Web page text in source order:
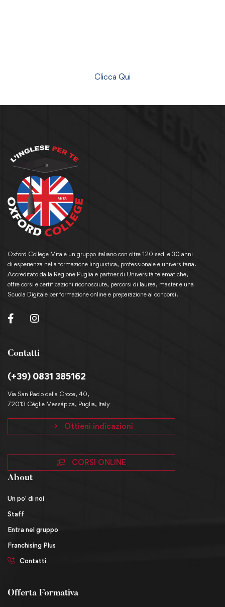
Clicca Qui
Oxford College Mita è un gruppo italiano con oltre 120 sedi e 30 anni
di esperienza nella formazione linguistica, professionale e universitaria.
Accreditato dalla Regione Puglia e partner di Università telematiche,
offre corsi e certificazioni riconosciute, percorsi di laurea, master e una
Scuola Digitale per formazione online e preparazione ai concorsi.
Contatti
(+39) 0831 385162
Via San Paolo della Croce, 40,
72013 Céglie Messápica, Puglia, Italy
Ottieni indicazioni
CORSI ONLINE
About
Un po' di noi
Staff
Entra nel gruppo
Franchising Plus
Contatti
Offerta Formativa